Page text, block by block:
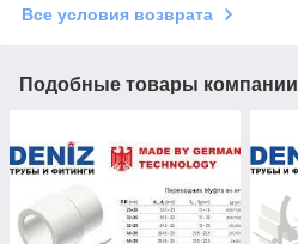
Все условия возврата
Подобные товары компании